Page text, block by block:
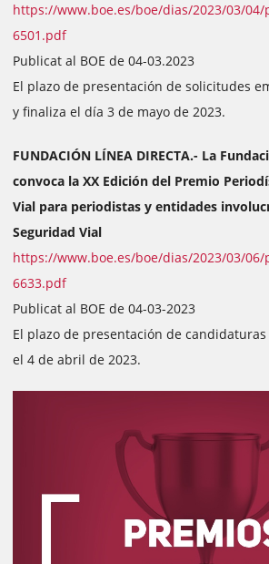
https://www.boe.es/boe/dias/2023/03/04/
6501.pdf
Publicat al BOE de 04-03.2023
El plazo de presentación de solicitudes
y finaliza el día 3 de mayo de 2023.
FUNDACIÓN LÍNEA DIRECTA.- La
convoca la XX Edición del Premio
Vial para periodistas y entidades
Seguridad Vial
https://www.boe.es/boe/dias/2023/03/06/
6633.pdf
Publicat al BOE de 04-03-2023
El plazo de presentación de
el 4 de abril de 2023.